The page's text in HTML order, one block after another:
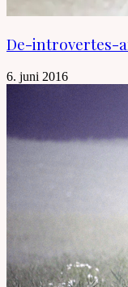
De-introvertes-
6. juni 2016